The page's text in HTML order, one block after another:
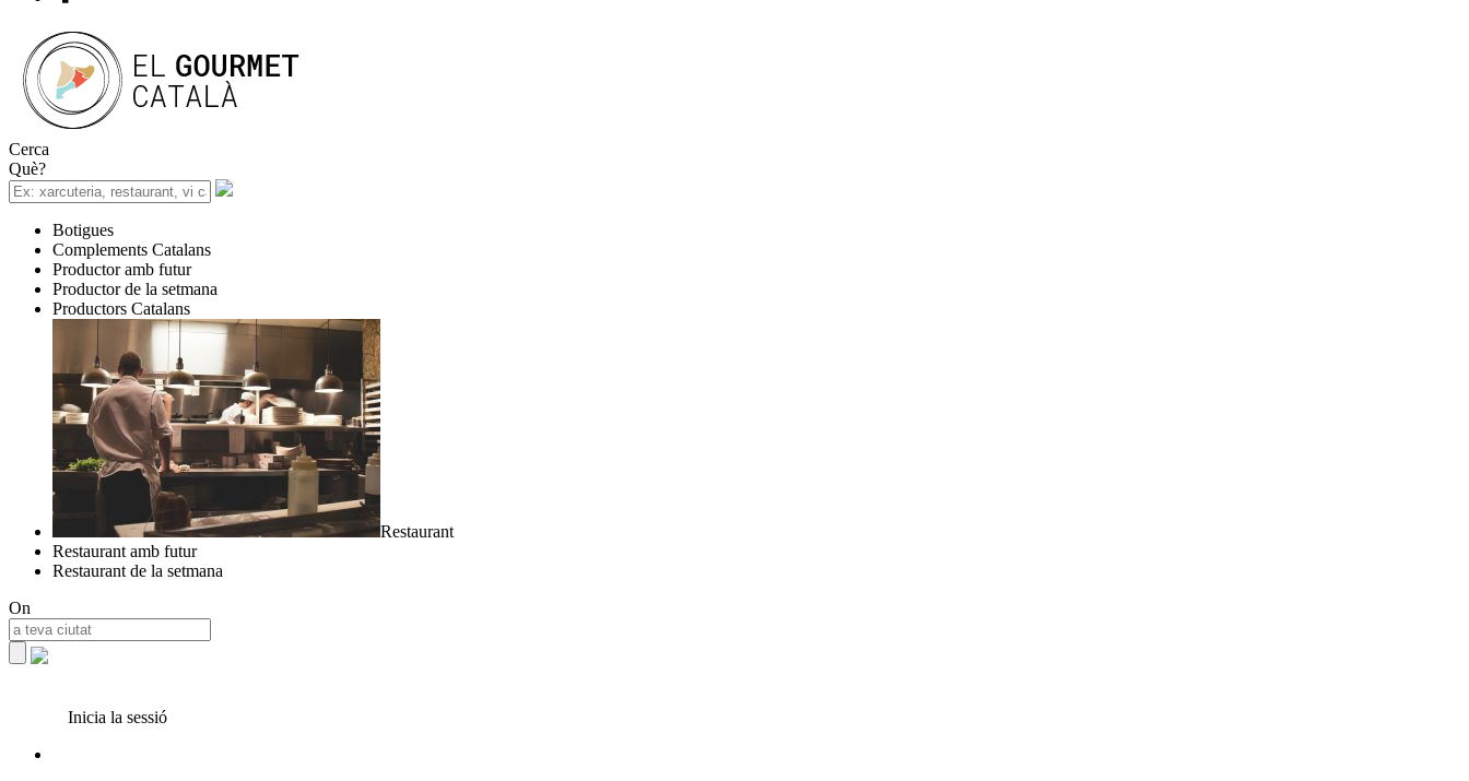
Cerca
Què?
Botigues
Complements Catalans
Productor amb futur
Productor de la setmana
Productors Catalans
Restaurant
Restaurant amb futur
Restaurant de la setmana
On
Inicia la sessió